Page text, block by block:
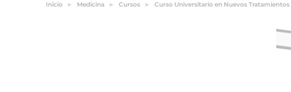
Inicio Medicina Cursos Curso Universitario en Nuevos